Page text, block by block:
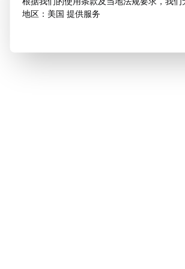
地区：美国 提供服务